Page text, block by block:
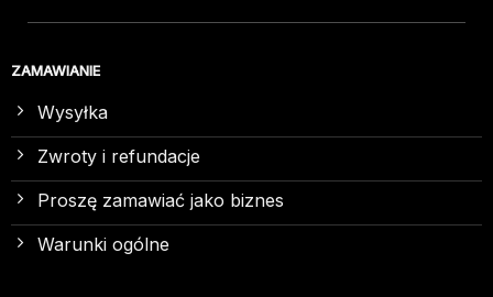
ZAMAWIANIE
Wysyłka
Zwroty i refundacje
Proszę zamawiać jako biznes
Warunki ogólne